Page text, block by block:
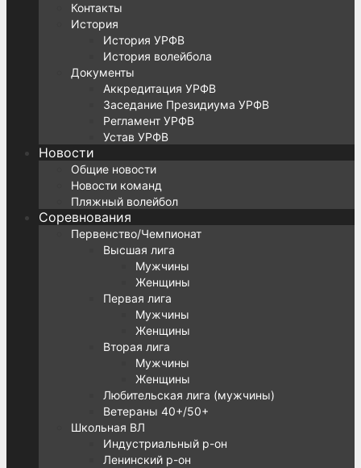
Контакты
История
История УРФВ
История волейбола
Документы
Аккредитация УРФВ
Заседание Президиума УРФВ
Регламент УРФВ
Устав УРФВ
Новости
Общие новости
Новости команд
Пляжный волейбол
Соревнования
Первенство/Чемпионат
Высшая лига
Мужчины
Женщины
Первая лига
Мужчины
Женщины
Вторая лига
Мужчины
Женщины
Любительская лига (мужчины)
Ветераны 40+/50+
Школьная ВЛ
Индустриальный р-он
Ленинский р-он